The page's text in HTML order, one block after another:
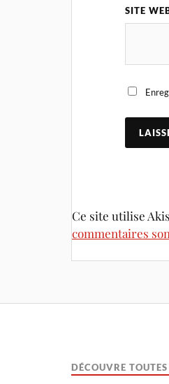
SITE
Ce site utilise
commentaires
DÉCOUVRE